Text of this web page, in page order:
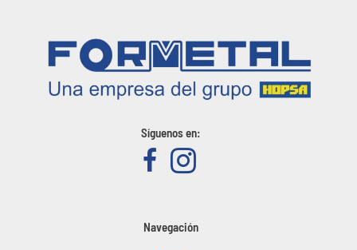
Síguenos en:
Navegación